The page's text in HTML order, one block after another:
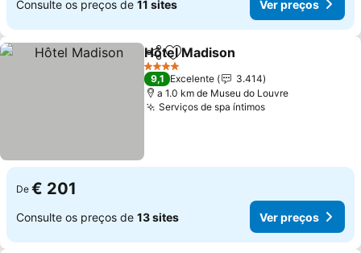
Consulte os preços de 11 sites Ver preços
PartilharAdicionar aos favoritos
Hôtel Madison
4 Estrelas
9,1 Excelente
3.414
a 1.0 km de Museu do Louvre
Serviços de spa íntimosVer preços
De € 201
Consulte os preços de 13 sites Ver preços